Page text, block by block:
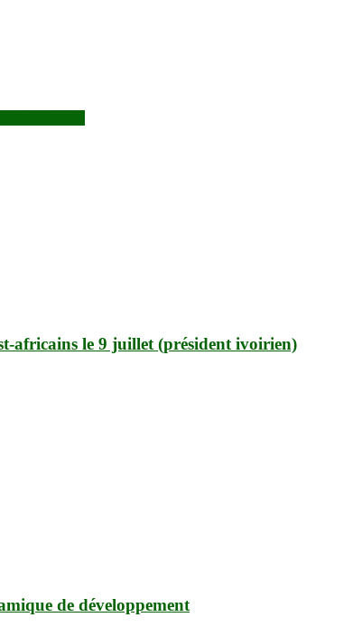
africains le 9 juillet (président ivoirien)
de développement